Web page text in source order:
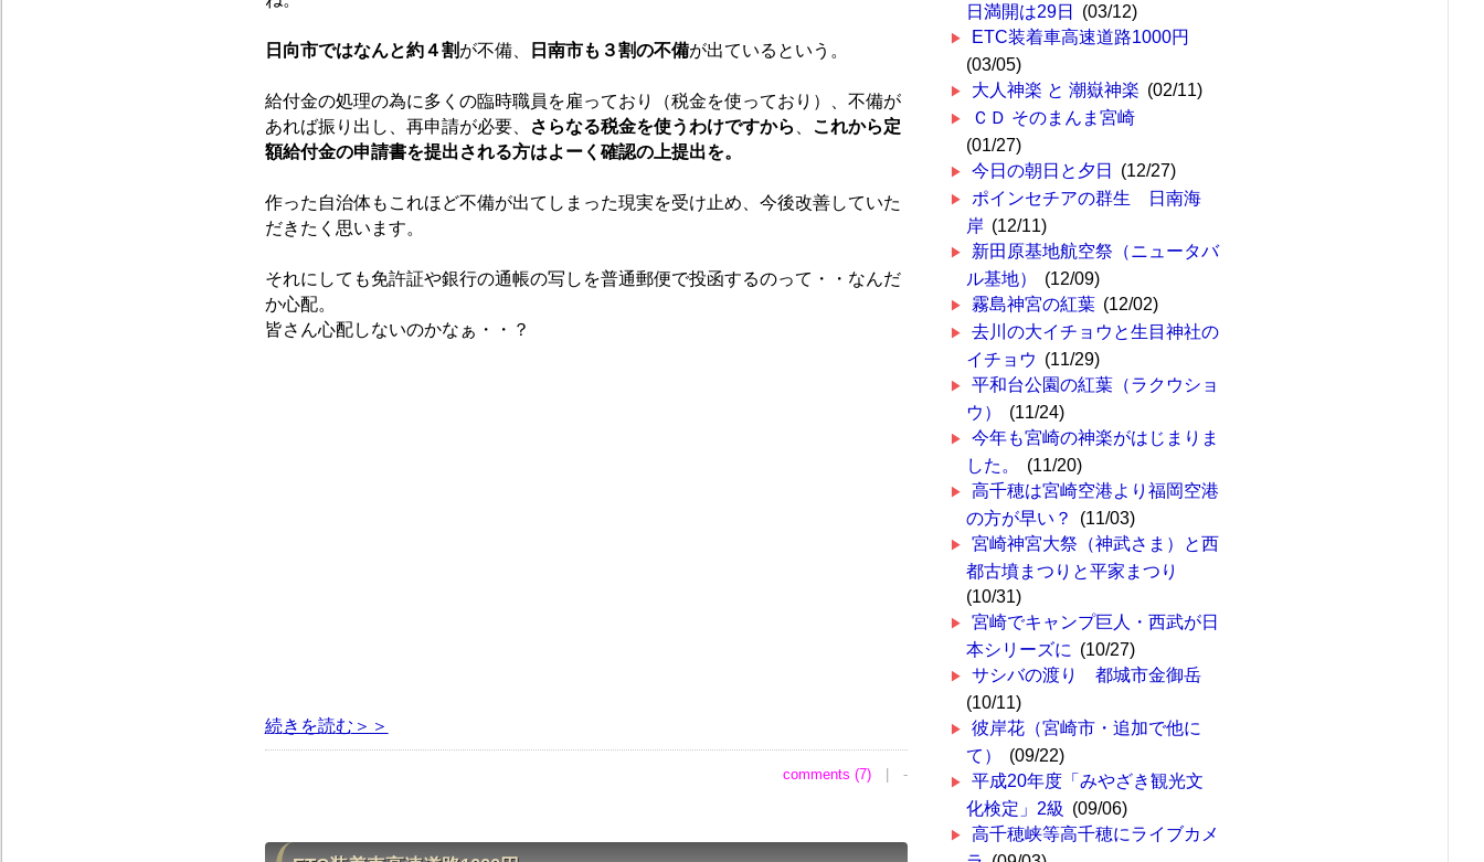
日向市ではなんと約４割が不備、 日南市も３割の不備が出ているという。
給付金の処理の為に多くの臨時職員を雇っており（税金を使っており）、不備が
あれば振り出し、再申請が必要、
さらなる税金を使うわけですから
これから定
額給付金の申請書を提出される方はよーく確認の上提出を。
作った自治体もこれほど不備が出てしまった現実を受け止め、今後改善していた
だきたく思います。
それにしても免許証や銀行の通帳の写しを普通郵便で投函するのって・・なんだ
か心配。
皆さん心配しないのかなぁ・・？
続きを読む＞＞
comments (7) | -
日満開は29日
(03/12)
ETC装着車高速道路1000円
(03/05)
大人神楽 と 潮嶽神楽 (02/11)
ＣＤ そのまんま宮崎
(01/27)
今日の朝日と夕日
(12/27)
ポインセチアの群生 日南海
岸 (12/11)
新田原基地航空祭（ニュータバ
ル基地）
(12/09)
霧島神宮の紅葉 (12/02)
去川の大イチョウと生目神社の
イチョウ (11/29)
平和台公園の紅葉（ラクウショ
ウ）
(11/24)
今年も宮崎の神楽がはじまりま
した。
(11/20)
高千穂は宮崎空港より福岡空港
の方が早い？
(11/03)
宮崎神宮大祭（神武さま）と西
都古墳まつりと平家まつり
(10/31)
宮崎でキャンプ巨人・西武が日
本シリーズに (10/27)
サシバの渡り 都城市金御岳
(10/11)
彼岸花（宮崎市・追加で他に
て）
(09/22)
平成20年度「みやざき観光文
化検定」2級 (09/06)
高千穂峡等高千穂にライブカメ